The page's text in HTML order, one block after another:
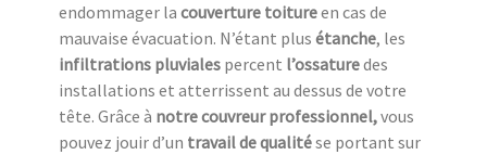
endommager la couverture toitureen cas de
mauvaise évacuation. N’étant plus étanche, les
infiltrations pluviales percent l’ossaturedes
installations et atterrissent au dessus de votre
tête. Grâce à notre couvreur professionnel,vous
pouvez jouir d’un travail de qualitése portant sur